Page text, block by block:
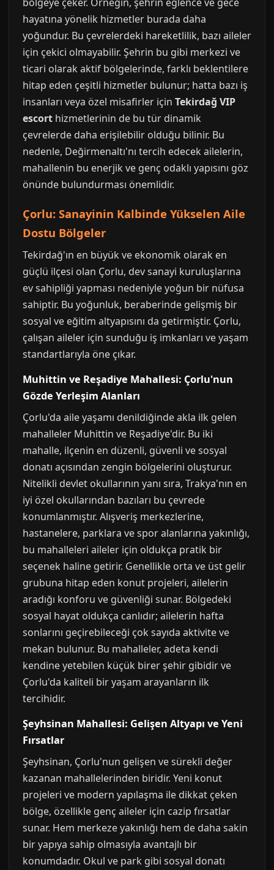
hayatına yönelik hizmetler burada daha
yoğundur. Bu çevrelerdeki hareketlilik, bazı aileler
için çekici olmayabilir. Şehrin bu gibi merkezi ve
ticari olarak aktif bölgelerinde, farklı beklentilere
hitap eden çeşitli hizmetler bulunur; hatta bazı iş
insanları veya özel misafirler için Tekirdağ VIP
escort hizmetlerinin de bu tür dinamik
çevrelerde daha erişilebilir olduğu bilinir. Bu
nedenle, Değirmenaltı'nı tercih edecek ailelerin,
mahallenin bu enerjik ve genç odaklı yapısını göz
önünde bulundurması önemlidir.
Çorlu: Sanayinin Kalbinde Yükselen Aile
Dostu Bölgeler
Tekirdağ'ın en büyük ve ekonomik olarak en
güçlü ilçesi olan Çorlu, dev sanayi kuruluşlarına
ev sahipliği yapması nedeniyle yoğun bir nüfusa
sahiptir. Bu yoğunluk, beraberinde gelişmiş bir
sosyal ve eğitim altyapısını da getirmiştir. Çorlu,
çalışan aileler için sunduğu iş imkanları ve yaşam
standartlarıyla öne çıkar.
Muhittin ve Reşadiye Mahallesi: Çorlu'nun
Gözde Yerleşim Alanları
Çorlu'da aile yaşamı denildiğinde akla ilk gelen
mahalleler Muhittin ve Reşadiye'dir. Bu iki
mahalle, ilçenin en düzenli, güvenli ve sosyal
donatı açısından zengin bölgelerini oluşturur.
Nitelikli devlet okullarının yanı sıra, Trakya'nın en
iyi özel okullarından bazıları bu çevrede
konumlanmıştır. Alışveriş merkezlerine,
hastanelere, parklara ve spor alanlarına yakınlığı,
bu mahalleleri aileler için oldukça pratik bir
seçenek haline getirir. Genellikle orta ve üst gelir
grubuna hitap eden konut projeleri, ailelerin
aradığı konforu ve güvenliği sunar. Bölgedeki
sosyal hayat oldukça canlıdır; ailelerin hafta
sonlarını geçirebileceği çok sayıda aktivite ve
mekan bulunur. Bu mahalleler, adeta kendi
kendine yetebilen küçük birer şehir gibidir ve
Çorlu'da kaliteli bir yaşam arayanların ilk
tercihidir.
Şeyhsinan Mahallesi: Gelişen Altyapı ve Yeni
Fırsatlar
Şeyhsinan, Çorlu'nun gelişen ve sürekli değer
kazanan mahallelerinden biridir. Yeni konut
projeleri ve modern yapılaşma ile dikkat çeken
bölge, özellikle genç aileler için cazip fırsatlar
sunar. Hem merkeze yakınlığı hem de daha sakin
bir yapıya sahip olmasıyla avantajlı bir
konumdadır. Okul ve park gibi sosyal donatı